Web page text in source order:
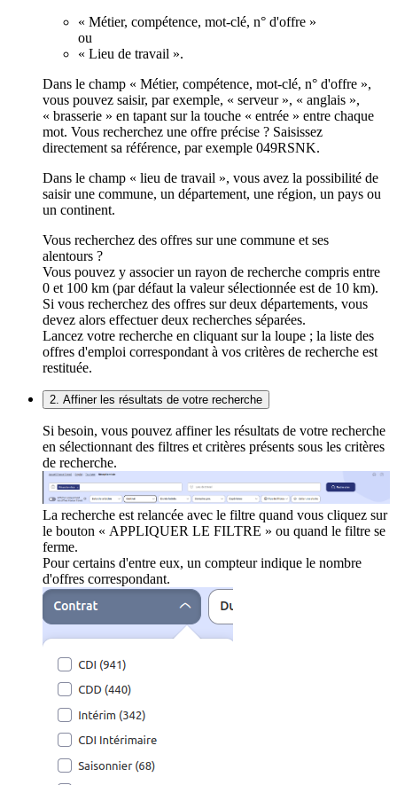
« Métier, compétence, mot-clé, n° d'offre »
ou
« Lieu de travail ».
Dans le champ « Métier, compétence, mot-clé, n° d'offre »,
vous pouvez saisir, par exemple, « serveur », « anglais »,
« brasserie » en tapant sur la touche « entrée » entre chaque
mot. Vous recherchez une offre précise ? Saisissez
directement sa référence, par exemple 049RSNK.
Dans le champ « lieu de travail », vous avez la possibilité de
saisir une commune, un département, une région, un pays ou
un continent.
Vous recherchez des offres sur une commune et ses
alentours ?
Vous pouvez y associer un rayon de recherche compris entre
0 et 100 km (par défaut la valeur sélectionnée est de 10 km).
Si vous recherchez des offres sur deux départements, vous
devez alors effectuer deux recherches séparées.
Lancez votre recherche en cliquant sur la loupe ; la liste des
offres d'emploi correspondant à vos critères de recherche est
restituée.
2. Affiner les résultats de votre recherche
Si besoin, vous pouvez affiner les résultats de votre recherche
en sélectionnant des filtres et critères présents sous les critères
de recherche.
La recherche est relancée avec le filtre quand vous cliquez sur
le bouton « APPLIQUER LE FILTRE » ou quand le filtre se
ferme.
Pour certains d'entre eux, un compteur indique le nombre
d'offres correspondant.